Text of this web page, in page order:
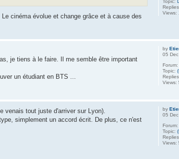
Views:
cinéma évolue et change grâce et à cause des
by
05
Topic:
Views:
je tiens à le faire. Il me semble être important
un étudiant en BTS ...
by
05
Topic:
Views:
venais tout juste d'arriver sur Lyon).
simplement un accord écrit. De plus, ce n'est